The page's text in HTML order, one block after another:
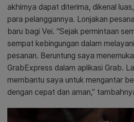
akhirnya dapat diterima, dikenal
para pelanggannya. Lonjakan
baru bagi Vei. “Sejak permintaan
sempat kebingungan dalam
pesanan. Beruntung saya
GrabExpress dalam aplikasi Grab.
membantu saya untuk mengantar
dengan cepat dan aman,”